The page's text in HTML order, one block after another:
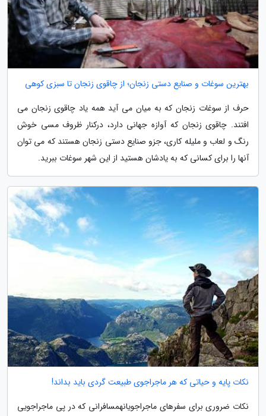
بهترین سوغات و صنایع دستی زنجان؛ از چاقوی زنجان تا سبزی کوهی
حرف از سوغات زنجان که به میان می آید همه یاد چاقوی زنجان می
افتند. چاقوی زنجان که آوازه جهانی دارد، درکنار ظروف مسی خوش
رنگ و لعاب و ملیله کاری، جزو صنایع دستی زنجان هستند که می توان
آنها را برای کسانی که به یادشان هستید از این شهر سوغات ببرید.
نکات پایه و حیاتی که هر ماجراجوی طبیعت گردی باید بداند!
نکات ضروری برای سفرهای ماجراجویانهمسافرانی که در پی ماجراجویی